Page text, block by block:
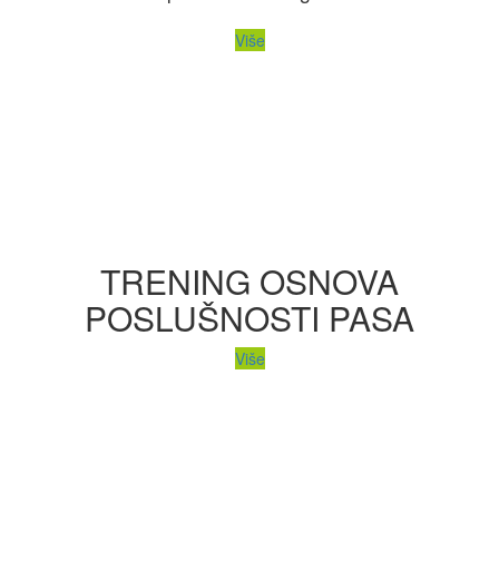
Više
TRENING OSNOVA
POSLUŠNOSTI PASA
Više